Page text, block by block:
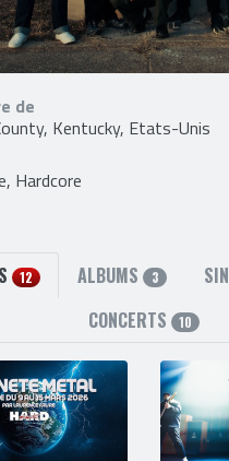
de
Kentucky, Etats-Unis
Hardcore
12 ALBUMS 3
CONCERTS 10